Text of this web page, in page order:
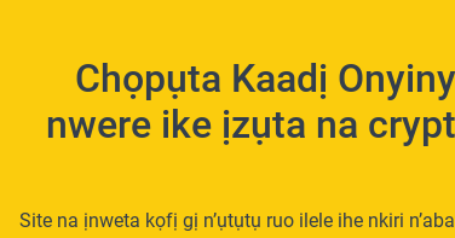
Chọpụta Kaadị
nwere ike ịzụta na
Site na ịnweta kọfị gị n’ụtụtụ ruo ilele ihe nkiri